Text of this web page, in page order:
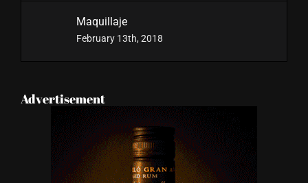
Maquillaje
February 13th, 2018
Advertisement